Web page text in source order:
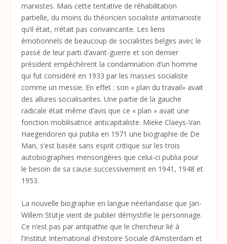
marxistes. Mais cette tentative de réhabilitation
partielle, du moins du théoricien socialiste antimarxiste
qu’il était, n’était pas convaincante. Les liens
émotionnels de beaucoup de socialistes belges avec le
passé de leur parti d’avant-guerre et son dernier
président empêchèrent la condamnation d’un homme
qui fut considéré en 1933 par les masses socialiste
comme un messie. En effet : son « plan du travail» avait
des allures socialisantes. Une partie de la gauche
radicale était même d’avis que ce « plan » avait une
fonction mobilisatrice anticapitaliste. Mieke Claeys-Van
Haegendoren qui publia en 1971 une biographie de De
Man, s’est basée sans esprit critique sur les trois
autobiographies mensongères que celui-ci publia pour
le besoin de sa cause successivement en 1941, 1948 et
1953.
La nouvelle biographie en langue néerlandaise que Jan-
Willem Stutje vient de publier démystifie le personnage.
Ce n’est pas par antipathie que le chercheur lié à
l’Institut International d’Histoire Sociale d’Amsterdam et